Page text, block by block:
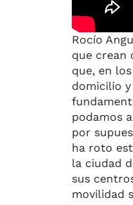
Rocío
que crean
que, en
domicilio
podamos
por
ha roto
la ciudad
sus
movilidad